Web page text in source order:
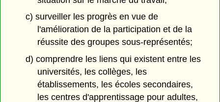
c) surveiller les progrès en vue de
l'amélioration de la participation et de la
réussite des groupes sous-représentés;
d) comprendre les liens qui existent entre les
universités, les collèges, les
établissements, les écoles secondaires,
les centres d'apprentissage pour adultes,